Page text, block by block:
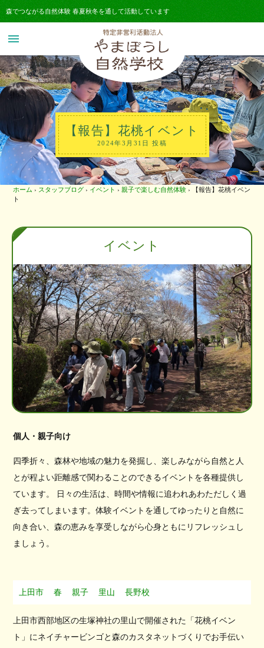
森でつながる自然体験 春夏秋冬を通して活動しています
menu
【報告】花桃イベント
2024年3月31日 投稿
ホーム › スタッフブログ › イベント › 親子で楽しむ自然体験 › 【報告】花桃イベン
ト
イベント
個人・親子向け
四季折々、森林や地域の魅力を発掘し、楽しみながら自然と人
とが程よい距離感で関わることのできるイベントを各種提供し
ています。 日々の生活は、時間や情報に追われあわただしく過
ぎ去ってしまいます。体験イベントを通してゆったりと自然に
向き合い、森の恵みを享受しながら心身ともにリフレッシュし
ましょう。
上田市 春 親子 里山 長野校
上田市西部地区の生塚神社の里山で開催された「花桃イベン
ト」にネイチャービンゴと森のカスタネットづくりでお手伝い